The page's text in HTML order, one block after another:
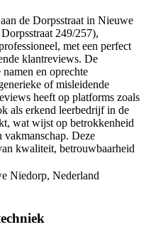
de Dorpsstraat in Nieuwe
249/257),
met een perfect
klantreviews. De
en oprechte
of misleidende
heeft op platforms zoals
als erkend leerbedrijf in de
wat wijst op betrokkenheid
Deze
kwaliteit, betrouwbaarheid
Niedorp, Nederland